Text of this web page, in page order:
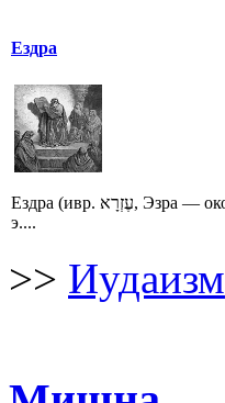
Ездра
Ездра (ивр. עֶזְרָא‎, Эзра — около VI века до н.
э....
>> Иудаизм